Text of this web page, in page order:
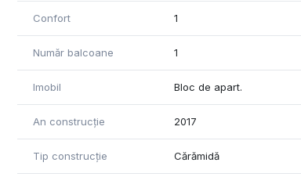
Confort 1
Număr balcoane 1
Imobil Bloc de apart.
An construcție 2017
Tip construcție Cărămidă